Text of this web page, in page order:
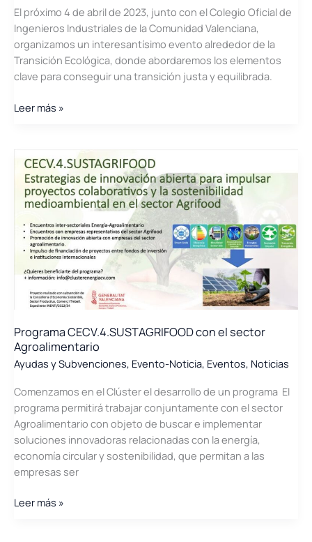
El próximo 4 de abril de 2023, junto con el Colegio Oficial de
Ingenieros Industriales de la Comunidad Valenciana,
organizamos un interesantísimo evento alrededor de la
Transición Ecológica, donde abordaremos los elementos
clave para conseguir una transición justa y equilibrada.
Jornada
Elementos
Clave
para
una
justa
equilibrada\»
Leer más »
Programa CECV.4.SUSTAGRIFOOD con el sector
Agroalimentario
Ayudas y Subvenciones, Evento-Noticia, Eventos, Noticias
Comenzamos en el Clúster el desarrollo de un programa El
programa permitirá trabajar conjuntamente con el sector
Agroalimentario con objeto de buscar e implementar
soluciones innovadoras relacionadas con la energía,
economía circular y sostenibilidad, que permitan a las
empresas ser
Programa
Leer más »